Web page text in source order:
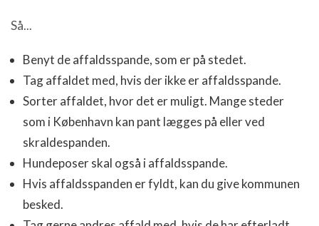
Så...
Benyt de affaldsspande, som er på stedet.
Tag affaldet med, hvis der ikke er affaldsspande.
Sorter affaldet, hvor det er muligt. Mange steder
som i København kan pant lægges på eller ved
skraldespanden.
Hundeposer skal også i affaldsspande.
Hvis affaldsspanden er fyldt, kan du give kommunen
besked.